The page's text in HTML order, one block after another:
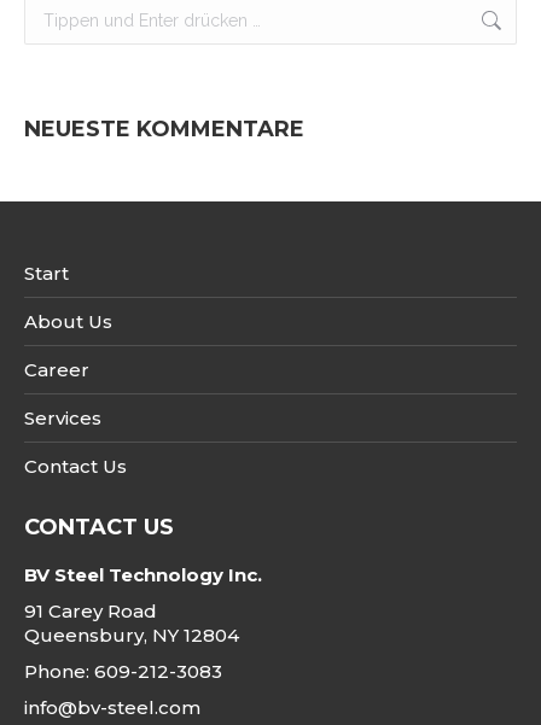
NEUESTE KOMMENTARE
Start
About Us
Career
Services
Contact Us
CONTACT US
BV Steel Technology Inc.
91 Carey Road
Queensbury, NY 12804
Phone: 609-212-3083
info@bv-steel.com